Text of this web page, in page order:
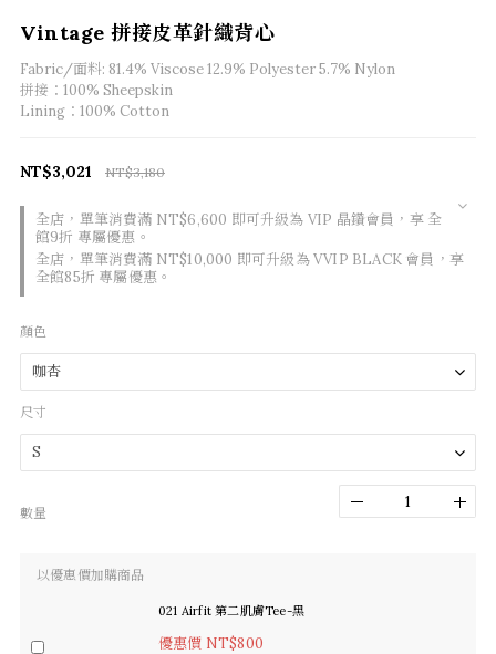
Vintage 拼接皮革針織背心
Fabric/面料: 81.4% Viscose 12.9% Polyester 5.7% Nylon
拼接：100% Sheepskin
Lining：100% Cotton
全店，單筆消費滿 NT$6,600 即可升級為 VIP 晶鑽會員，享 全
館9折 專屬優惠。
全店，單筆消費滿 NT$10,000 即可升級為 VVIP BLACK 會員，享
全館85折 專屬優惠。
NT$3,180
NT$3,021
顏色
尺寸
數量
以優惠價加購商品
021 Airfit 第二肌膚Tee-黑
優惠價 NT$800